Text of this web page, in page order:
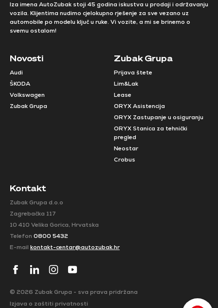
Iza imena AutoZubak stoji 45 godina iskustva u prodaji i održavanju
vozila. Klijentima nudimo cjelokupno rješenje za sve vezano uz
automobile po modelu ključ u ruke. Vi vozite, a mi se brinemo o
svemu ostalom!
Novosti
Audi
ŠKODA
Volkswagen
Zubak Grupa
Zubak Grupa
Prijava štete
Lim&Lak
Lease
ORYX Asistencija
ORYX Zastupanje u osiguranju
ORYX Stanica za tehnički
pregled
Neostar
Crobus
Kontakt
Zubak Grupa d.o.o
Zagrebačka 117
10 410 Velika Gorica, Hrvatska
Telefon 0800 5432
E-mail kontakt-centar@autozubak.hr
© 2026 Zubak Grupa - sva prava pridržana
Izjava o zaštiti privatnosti